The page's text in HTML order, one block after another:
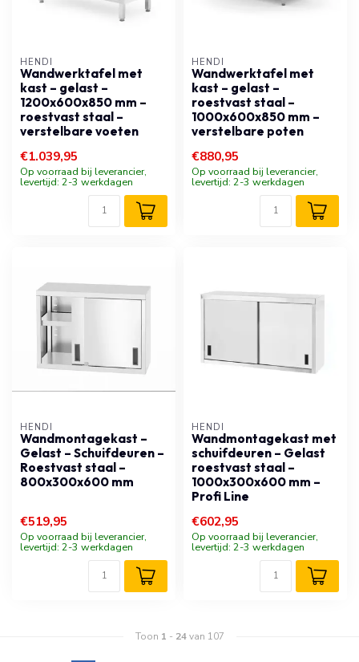
HENDI
Wandwerktafel met
kast – gelast –
1200x600x850 mm –
roestvast staal –
verstelbare voeten
€1.039,95
Op voorraad bij leverancier,
levertijd: 2-3 werkdagen
HENDI
Wandwerktafel met
kast – gelast –
roestvast staal –
1000x600x850 mm –
verstelbare poten
€880,95
Op voorraad bij leverancier,
levertijd: 2-3 werkdagen
HENDI
Wandmontagekast –
Gelast – Schuifdeuren –
Roestvast staal –
800x300x600 mm
€519,95
Op voorraad bij leverancier,
levertijd: 2-3 werkdagen
HENDI
Wandmontagekast met
schuifdeuren – Gelast
roestvast staal –
1000x300x600 mm –
Profi Line
€602,95
Op voorraad bij leverancier,
levertijd: 2-3 werkdagen
Toon 1 - 24van 107